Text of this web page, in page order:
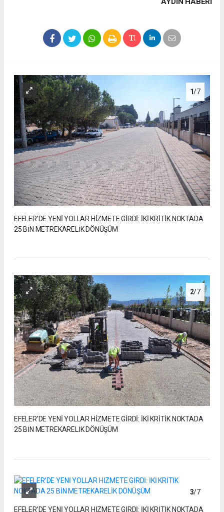
1/7
EFELER’DE YENİ YOLLAR HİZMETE GİRDİ: İKİ KRİTİK NOKTADA
25 BİN METREKARELİK DÖNÜŞÜM
2/7
EFELER’DE YENİ YOLLAR HİZMETE GİRDİ: İKİ KRİTİK NOKTADA
25 BİN METREKARELİK DÖNÜŞÜM
3/7
EFELER’DE YENİ YOLLAR HİZMETE GİRDİ: İKİ KRİTİK NOKTADA